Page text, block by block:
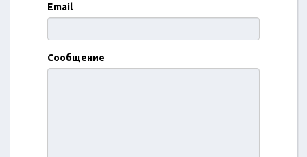
Email
Сообщение